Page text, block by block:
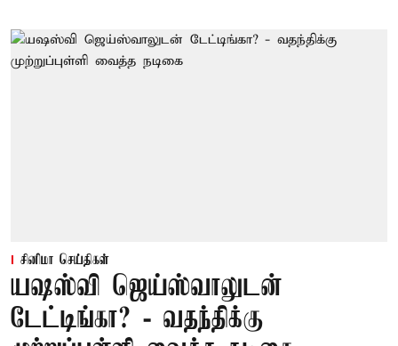
சினிமா செய்திகள்
யஷஸ்வி ஜெய்ஸ்வாலுடன்
டேட்டிங்கா? - வதந்திக்கு